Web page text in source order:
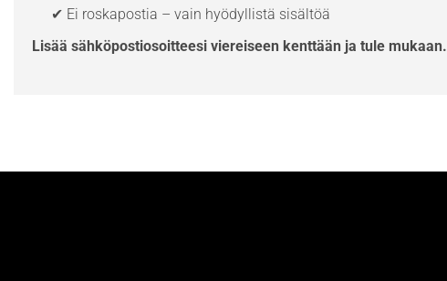
✔ Ei roskapostia – vain hyödyllistä sisältöä
Lisää sähköpostiosoitteesi viereiseen kenttään ja tule mukaan.